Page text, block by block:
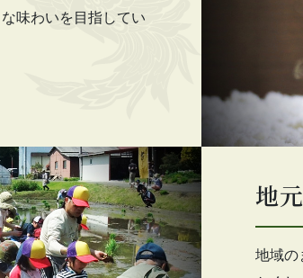
味わいを目指してい
地
地域の